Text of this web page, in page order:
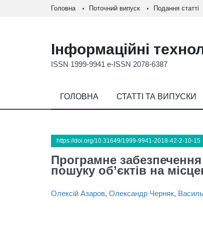
Головна Поточний випуск Подання статті
Інформаційні
ISSN 1999-9941 e-ISSN 2078-6387
ГОЛОВНА СТАТТІ ТА ВИПУСКИ
https://doi.org/10.31649/1999-9941-2018-42-2-10-15
Програмне
пошуку об’єктів на
Олексій Азаров, Олександр Черняк,